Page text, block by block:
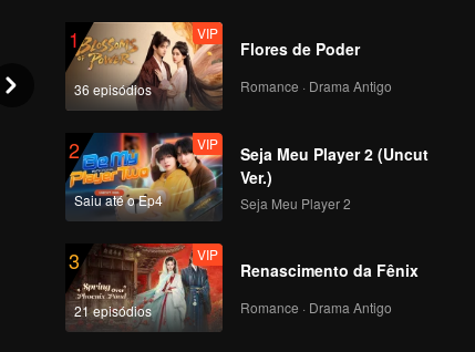
1
36 episódios
VIP
Flores de Poder
Romance · Drama Antigo
2
Saiu até o Ep4
VIP
Seja Meu Player 2 (Uncut
Ver.)
Seja Meu Player 2
3
21 episódios
VIP
Renascimento da Fênix
Romance · Drama Antigo